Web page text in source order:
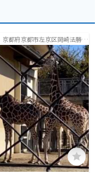
京都府京都市左京区岡崎法勝寺
町